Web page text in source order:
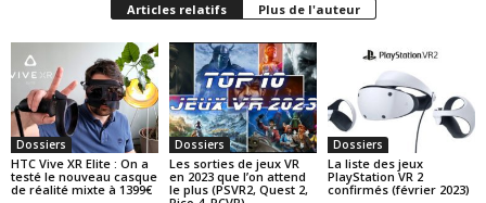
Articles relatifs Plus de l'auteur
Dossiers
HTC Vive XR Elite : On a
testé le nouveau casque
de réalité mixte à 1399€
Dossiers
Les sorties de jeux VR
en 2023 que l’on attend
le plus (PSVR2, Quest 2,
Dossiers
La liste des jeux
PlayStation VR 2
confirmés (février 2023)